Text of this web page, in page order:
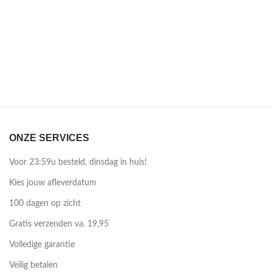
ONZE SERVICES
Voor 23:59u besteld, dinsdag in huis!
Kies jouw afleverdatum
100 dagen op zicht
Gratis verzenden va. 19,95
Volledige garantie
Veilig betalen